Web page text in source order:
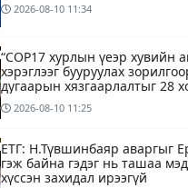
2026-08-10 11:34
“COP17 хурлын үеэр хувийн
хэрэглээг бууруулах
дугаарын хязгаарлалтыг 28
хийнэ“
2026-08-10 11:25
ЕТГ: Н.Түвшинбаяр аваргыг
гэж байна гэдэг нь ташаа
хүссэн захидал ирээгүй